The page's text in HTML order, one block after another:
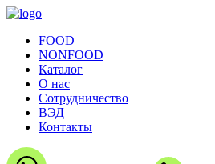
FOOD
NONFOOD
Каталог
О нас
Сотрудничество
ВЭД
Контакты